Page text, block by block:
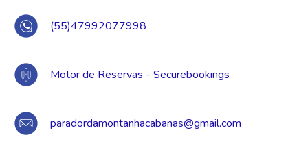
(55)47992077998
Motor de Reservas - Securebookings
paradordamontanhacabanas@gmail.com